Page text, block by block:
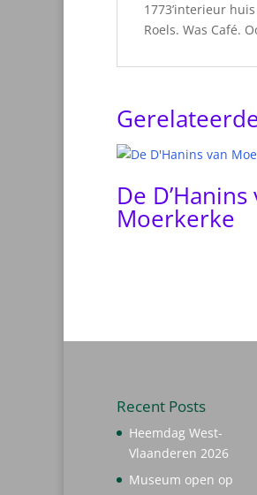
1773’interieur
Roels. Was Café.
De D’Hanins
Moerkerke
Recent Posts
Heemdag West-
Vlaanderen 2026
Museum open op